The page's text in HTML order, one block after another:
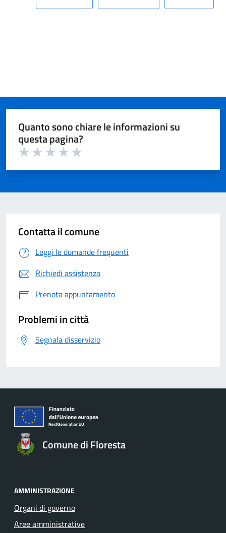
Quanto sono chiare le informazioni su
questa pagina?
Contatta il comune
Leggi le domande frequenti
Richiedi assistenza
Prenota appuntamento
Problemi in città
Segnala disservizio
Comune di Floresta
AMMINISTRAZIONE
Organi di governo
Aree amministrative